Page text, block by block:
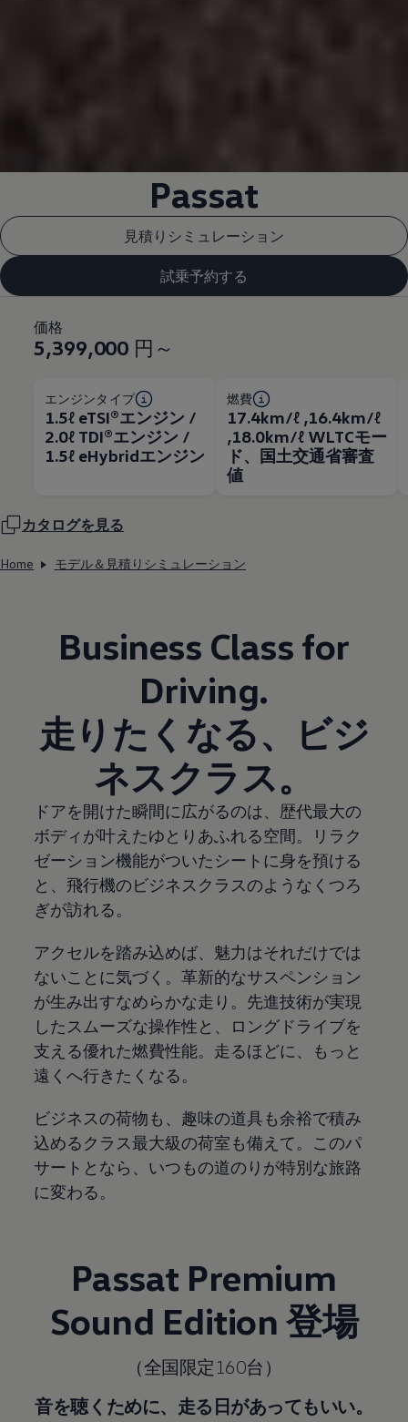
Passat
見積りシミュレーション
試乗予約する
価格
5,399,000 円～
エンジンタイプ
1.5ℓ eTSI®エンジン /
2.0ℓ TDI®エンジン /
1.5ℓ eHybridエンジン
燃費
17.4km/ℓ ,16.4km/ℓ
,18.0km/ℓ WLTCモー
ド、国土交通省審査
値
カタログを見る
Home モデル＆見積りシミュレーション
Business Class for
Driving.
走りたくなる、ビジ
ネスクラス。
ドアを開けた瞬間に広がるのは、歴代最大の
ボディが叶えたゆとりあふれる空間。リラク
ゼーション機能がついたシートに身を預ける
と、飛行機のビジネスクラスのようなくつろ
ぎが訪れる。
アクセルを踏み込めば、魅力はそれだけでは
ないことに気づく。革新的なサスペンション
が生み出すなめらかな走り。先進技術が実現
したスムーズな操作性と、ロングドライブを
支える優れた燃費性能。走るほどに、もっと
遠くへ行きたくなる。
ビジネスの荷物も、趣味の道具も余裕で積み
込めるクラス最大級の荷室も備えて。このパ
サートとなら、いつもの道のりが特別な旅路
に変わる。
Passat Premium
Sound Edition 登場
（全国限定160台）
音を聴くために、走る日があってもいい。